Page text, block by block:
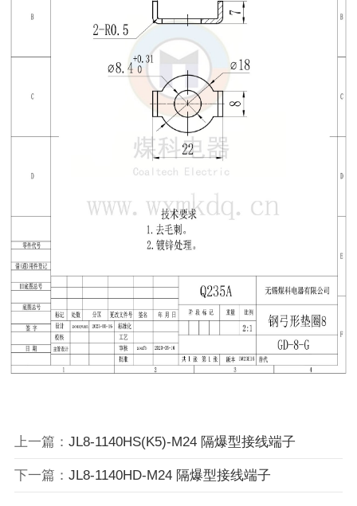
上一篇： JL8-1140HS(K5)-M24 隔爆型接线端子
下一篇： JL8-1140HD-M24 隔爆型接线端子